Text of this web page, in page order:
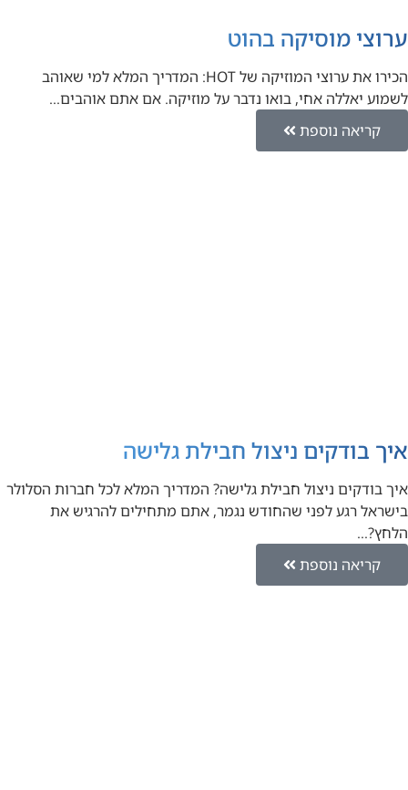
ערוצי מוסיקה בהוט
הכירו את ערוצי המוזיקה של HOT: המדריך המלא למי שאוהב
לשמוע יאללה אחי, בואו נדבר על מוזיקה. אם אתם אוהבים…
קריאה נוספת
איך בודקים ניצול חבילת גלישה
איך בודקים ניצול חבילת גלישה? המדריך המלא לכל חברות הסלולר
בישראל רגע לפני שהחודש נגמר, אתם מתחילים להרגיש את
הלחץ?…
קריאה נוספת